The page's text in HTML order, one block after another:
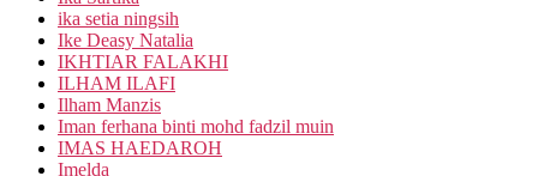
ika setia ningsih
Ike Deasy Natalia
IKHTIAR FALAKHI
ILHAM ILAFI
Ilham Manzis
Iman ferhana binti mohd fadzil muin
IMAS HAEDAROH
Imelda